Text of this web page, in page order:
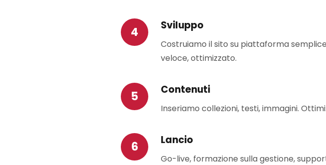
Sviluppo
Costruiamo il sito su piattaforma
veloce, ottimizzato.
Contenuti
Inseriamo collezioni, testi, immagini.
Lancio
Go-live, formazione sulla gestione,